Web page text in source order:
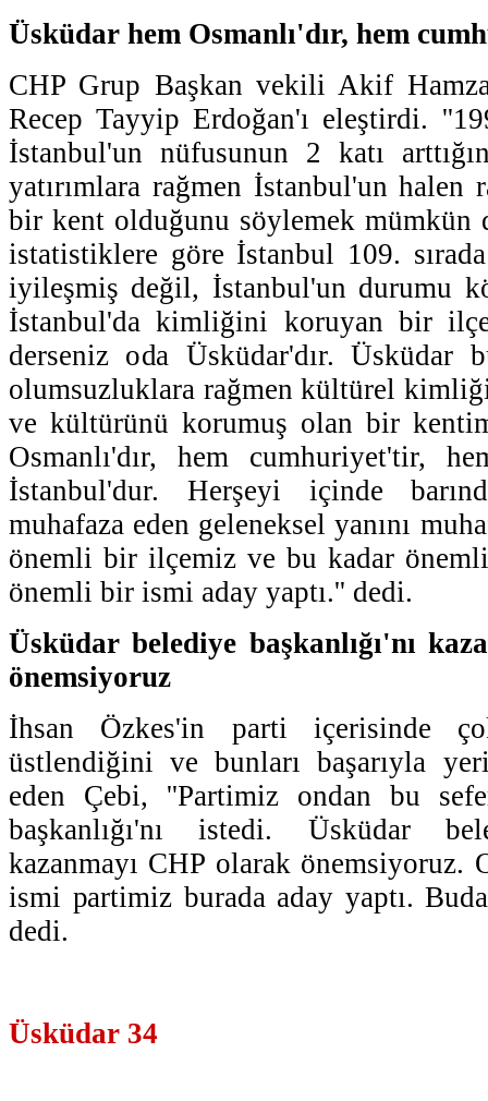
Üsküdar hem Osmanlı'dır, hem
CHP Grup Başkan vekili Akif
Recep Tayyip Erdoğan'ı eleştirdi.
İstanbul'un nüfusunun 2 katı
yatırımlara rağmen İstanbul'un halen
bir kent olduğunu söylemek mümkün
istatistiklere göre İstanbul 109.
iyileşmiş değil, İstanbul'un durumu
İstanbul'da kimliğini koruyan bir
derseniz oda Üsküdar'dır. Üsküdar
olumsuzluklara rağmen kültürel
ve kültürünü korumuş olan bir
Osmanlı'dır, hem cumhuriyet'tir,
İstanbul'dur. Herşeyi içinde
muhafaza eden geleneksel yanını
önemli bir ilçemiz ve bu kadar
önemli bir ismi aday yaptı.'' dedi.
Üsküdar belediye başkanlığı'nı
önemsiyoruz
İhsan Özkes'in parti içerisinde
üstlendiğini ve bunları başarıyla
eden Çebi, ''Partimiz ondan bu
başkanlığı'nı istedi. Üsküdar
kazanmayı CHP olarak önemsiyoruz.
ismi partimiz burada aday yaptı.
dedi.
Üsküdar 34